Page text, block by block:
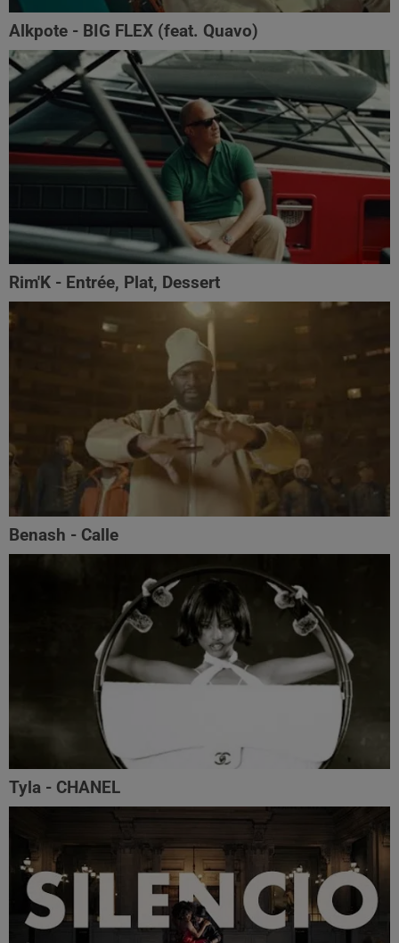
Alkpote - BIG FLEX (feat. Quavo)
Rim'K - Entrée, Plat, Dessert
Benash - Calle
Tyla - CHANEL